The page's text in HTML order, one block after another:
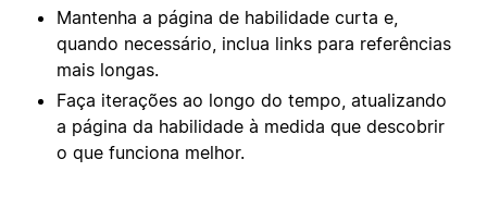
Mantenha a página de habilidade curta e,
quando necessário, inclua links para referências
mais longas.
Faça iterações ao longo do tempo, atualizando
a página da habilidade à medida que descobrir
o que funciona melhor.